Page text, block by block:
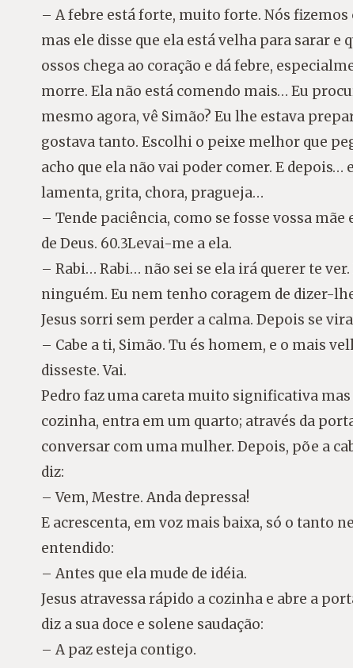
– A febre está forte, muito forte. Nós fizemos
mas ele disse que ela está velha para sarar e
ossos chega ao coração e dá febre,
morre. Ela não está comendo mais… Eu
mesmo agora, vê Simão? Eu lhe estava
gostava tanto. Escolhi o peixe melhor que
acho que ela não vai poder comer. E depois…
lamenta, grita, chora, pragueja…
– Tende paciência, como se fosse vossa
de Deus. 60.3Levai-me a ela.
– Rabi… Rabi… não sei se ela irá querer te ver.
ninguém. Eu nem tenho coragem de dizer-
Jesus sorri sem perder a calma. Depois se
– Cabe a ti, Simão. Tu és homem, e o mais
disseste. Vai.
Pedro faz uma careta muito significativa mas
cozinha, entra em um quarto; através da
conversar com uma mulher. Depois, põe a
diz:
– Vem, Mestre. Anda depressa!
E acrescenta, em voz mais baixa, só o tanto
entendido:
– Antes que ela mude de idéia.
Jesus atravessa rápido a cozinha e abre a
diz a sua doce e solene saudação:
– A paz esteja contigo.